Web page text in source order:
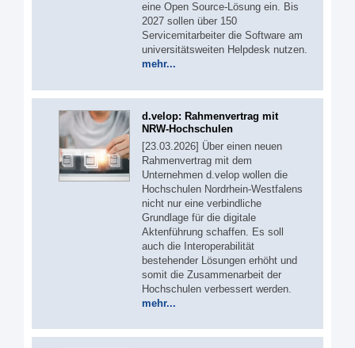
eine Open Source-Lösung ein. Bis
2027 sollen über 150
Servicemitarbeiter die Software am
universitätsweiten Helpdesk nutzen.
mehr...
d.velop: Rahmenvertrag mit
NRW-Hochschulen
[23.03.2026] Über einen neuen
Rahmenvertrag mit dem
Unternehmen d.velop wollen die
Hochschulen Nordrhein-Westfalens
nicht nur eine verbindliche
Grundlage für die digitale
Aktenführung schaffen. Es soll
auch die Interoperabilität
bestehender Lösungen erhöht und
somit die Zusammenarbeit der
Hochschulen verbessert werden.
mehr...